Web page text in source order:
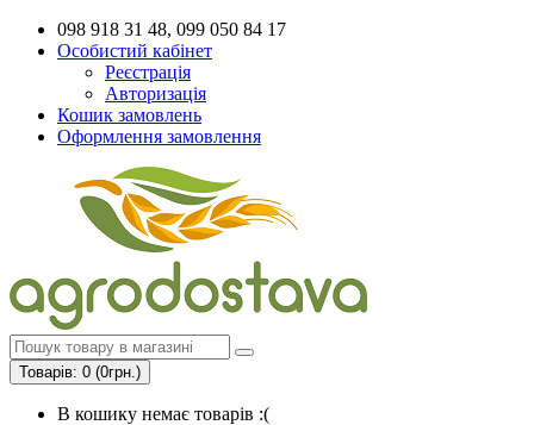
098 918 31 48, 099 050 84 17
Особистий кабінет
Реєстрація
Авторизація
Кошик замовлень
Оформлення замовлення
Товарів: 0 (0грн.)
В кошику немає товарів :(